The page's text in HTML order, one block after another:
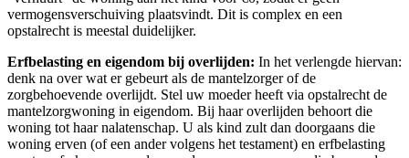
vermogensverschuiving plaatsvindt. Dit is complex en een
opstalrecht is meestal duidelijker.
Erfbelasting en eigendom bij overlijden: In het verlengde hiervan:
denk na over wat er gebeurt als de mantelzorger of de
zorgbehoevende overlijdt. Stel uw moeder heeft via opstalrecht de
mantelzorgwoning in eigendom. Bij haar overlijden behoort die
woning tot haar nalatenschap. U als kind zult dan doorgaans die
woning erven (of een ander volgens het testament) en erfbelasting